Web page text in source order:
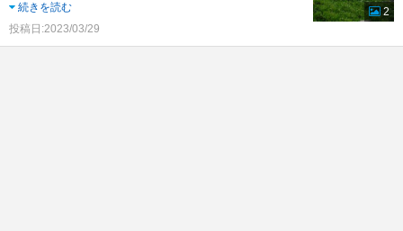
続きを読む
投稿日:2023/03/29
2